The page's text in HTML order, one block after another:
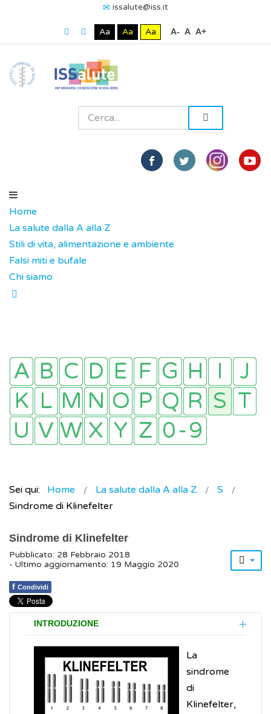
issalute@iss.it
Aa Aa Aa A- A A+
Home
La salute dalla A alla Z
Stili di vita, alimentazione e ambiente
Falsi miti e bufale
Chi siamo
Sei qui: Home La salute dalla A alla Z
S
Sindrome di Klinefelter
Sindrome di Klinefelter
Pubblicato: 28 Febbraio 2018
- Ultimo aggiornamento: 19 Maggio 2020
f Condividi
INTRODUZIONE
La
sindrome
di
Klinefelter,